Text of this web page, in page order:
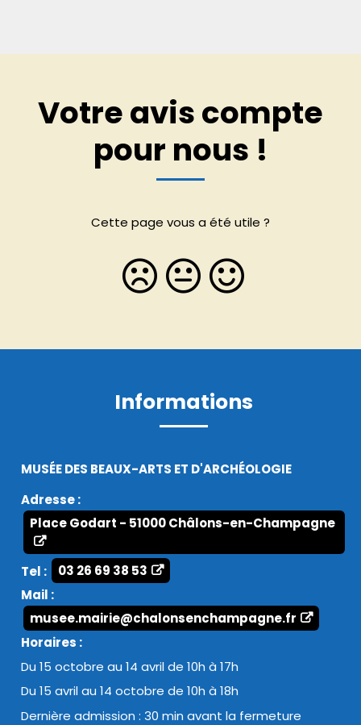
Votre avis compte
pour nous !
Cette page vous a été utile ?
Informations
MUSÉE DES BEAUX-ARTS ET D'ARCHÉOLOGIE
Adresse :
Place Godart - 51000 Châlons-en-Champagne
Tel :
03 26 69 38 53
Mail :
musee.mairie@chalonsenchampagne.fr
Horaires :
Du 15 octobre au 14 avril de 10h à 17h
Du 15 avril au 14 octobre de 10h à 18h
Dernière admission : 30 min avant la fermeture